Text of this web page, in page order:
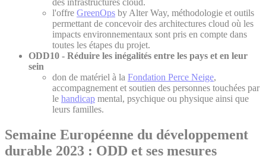
des infrastructures cloud.
l'offre GreenOps by Alter Way, méthodologie et outils
permettant de concevoir des architectures cloud où les
impacts environnementaux sont pris en compte dans
toutes les étapes du projet.
ODD10 - Réduire les inégalités entre les pays et en leur
sein
don de matériel à la Fondation Perce Neige,
accompagnement et soutien des personnes touchées par
le handicap mental, psychique ou physique ainsi que
leurs familles.
Semaine Européenne du développement
durable 2023 : ODD et ses mesures